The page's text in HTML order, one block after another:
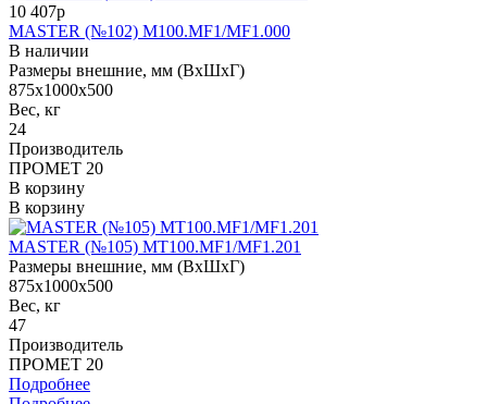
10 407р
MASTER (№102) M100.MF1/MF1.000
В наличии
Размеры внешние, мм (ВхШхГ)
875x1000x500
Вес, кг
24
Производитель
ПРОМЕТ 20
В корзину
В корзину
MASTER (№105) MT100.MF1/MF1.201
Размеры внешние, мм (ВхШхГ)
875x1000x500
Вес, кг
47
Производитель
ПРОМЕТ 20
Подробнее